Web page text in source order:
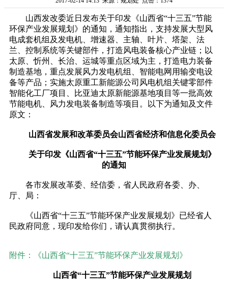
山西发改委近日发布关于印发《山西省“十三五”节能
环保产业发展规划》的通知，通知指出，支持发展大型风
电成套机组及发电机、增速器、主轴、叶片、塔架、法
兰、控制系统等关键部件，打造风电装备核心产业链；以
太原、忻州、长治、运城等重点区域为主，打造电力装备
制造基地，重点发展风力发电机组、智能电网用输变电设
备等产品；实施太原重工新能源公司风电机组关键零部件
智能化工厂项目、比亚迪太原新能源基地项目等一批高效
节能电机、风力发电装备制造等项目。以下为通知及文件
原文：
山西省发展和改革委员会山西省经济和信息化委员会
关于印发《山西省“十三五”节能环保产业发展规划》
的通知
各市发展改革委、经信委，省人民政府各委、办、
厅、局：
《山西省“十三五”节能环保产业发展规划》已经省人
民政府同意，现印发给你们，请认真贯彻执行。
附件：《山西省“十三五”节能环保产业发展规划》
山西省“十三五”节能环保产业发展规划